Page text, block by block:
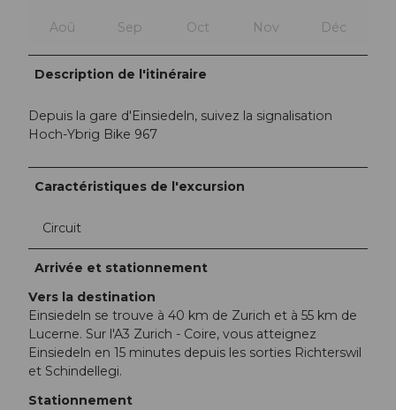
Aoû Sep Oct Nov Déc
Description de l'itinéraire
Depuis la gare d'Einsiedeln, suivez la signalisation
Hoch-Ybrig Bike 967
Caractéristiques de l'excursion
Circuit
Arrivée et stationnement
Vers la destination
Einsiedeln se trouve à 40 km de Zurich et à 55 km de
Lucerne. Sur l'A3 Zurich - Coire, vous atteignez
Einsiedeln en 15 minutes depuis les sorties Richterswil
et Schindellegi.
Stationnement